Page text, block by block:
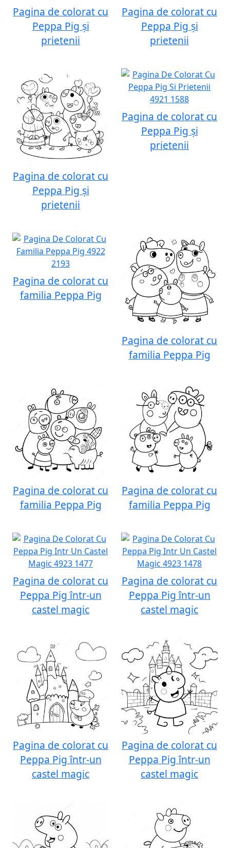
Pagina de colorat cu
Peppa Pig și
prietenii
Pagina de colorat cu
Peppa Pig și
prietenii
Pagina de colorat cu
Peppa Pig și
prietenii
Pagina de colorat cu
Peppa Pig și
prietenii
Pagina de colorat cu
familia Peppa Pig
Pagina de colorat cu
familia Peppa Pig
Pagina de colorat cu
familia Peppa Pig
Pagina de colorat cu
familia Peppa Pig
Pagina de colorat cu
Peppa Pig într-un
castel magic
Pagina de colorat cu
Peppa Pig într-un
castel magic
Pagina de colorat cu
Peppa Pig într-un
castel magic
Pagina de colorat cu
Peppa Pig într-un
castel magic